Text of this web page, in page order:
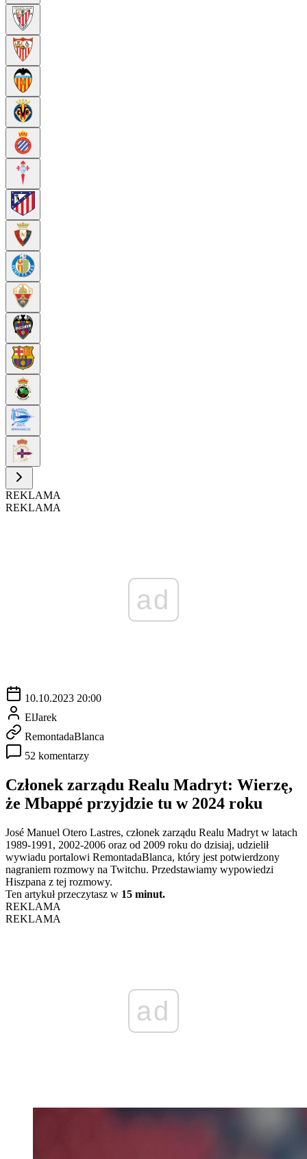
REKLAMA
REKLAMA
ad
10.10.2023 20:00
ElJarek
RemontadaBlanca
52 komentarzy
Członek zarządu Realu Madryt: Wierzę,
że Mbappé przyjdzie tu w 2024 roku
José Manuel Otero Lastres, członek zarządu Realu Madryt w latach
1989-1991, 2002-2006 oraz od 2009 roku do dzisiaj, udzielił
wywiadu portalowi RemontadaBlanca, który jest potwierdzony
nagraniem rozmowy na Twitchu. Przedstawiamy wypowiedzi
Hiszpana z tej rozmowy.
Ten artykuł przeczytasz w 15 minut.
REKLAMA
REKLAMA
ad